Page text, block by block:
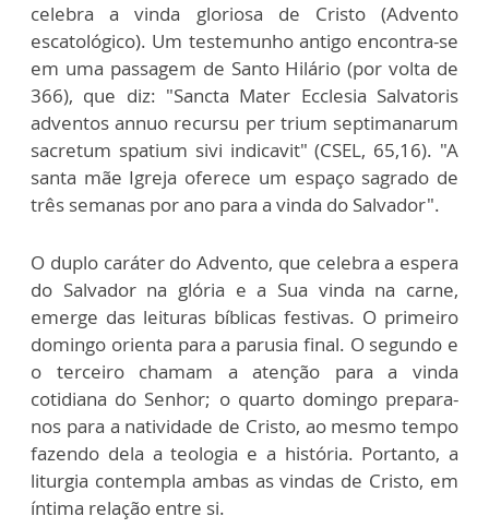
celebra a vinda gloriosa de Cristo (Advento
escatológico). Um testemunho antigo encontra-se
em uma passagem de Santo Hilário (por volta de
366), que diz: "Sancta Mater Ecclesia Salvatoris
adventos annuo recursu per trium septimanarum
sacretum spatium sivi indicavit" (CSEL, 65,16). "A
santa mãe Igreja oferece um espaço sagrado de
três semanas por ano para a vinda do Salvador".
O duplo caráter do Advento, que celebra a espera
do Salvador na glória e a Sua vinda na carne,
emerge das leituras bíblicas festivas. O primeiro
domingo orienta para a parusia final. O segundo e
o terceiro chamam a atenção para a vinda
cotidiana do Senhor; o quarto domingo prepara-
nos para a natividade de Cristo, ao mesmo tempo
fazendo dela a teologia e a história. Portanto, a
liturgia contempla ambas as vindas de Cristo, em
íntima relação entre si.